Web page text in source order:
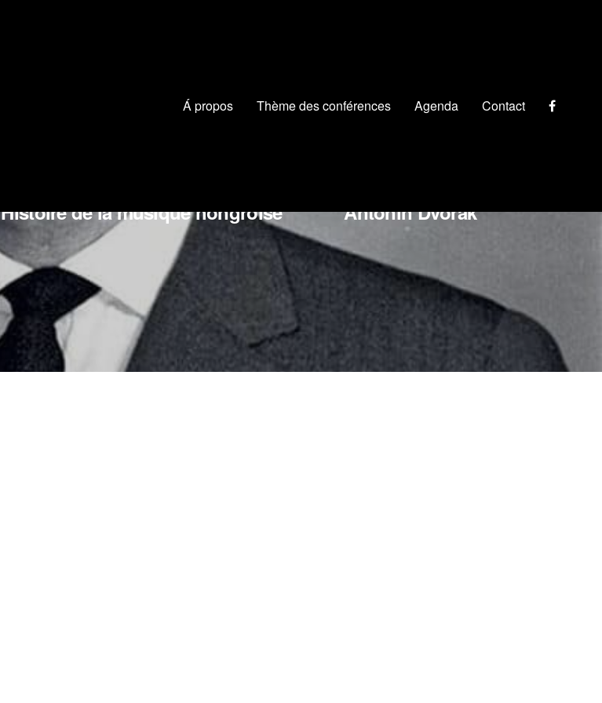
Á propos Thème des conférences Agenda Contact
Histoire de la musique hongroise Antonín Dvořák